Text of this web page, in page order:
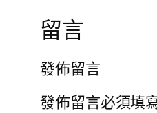
留言
發佈留言
發佈留言必須填